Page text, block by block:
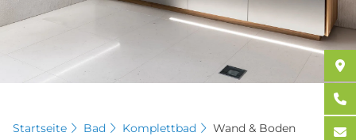
Startseite Bad Komplettbad Wand & Boden